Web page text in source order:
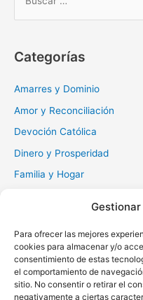
Para ofrecer las mejores
cookies para almacenar y/o
consentimiento de estas
el comportamiento de
sitio. No consentir o retirar el
negativamente a ciertas
r
Categorías
Amarres y Dominio
Amor y Reconciliación
Devoción Católica
Dinero y Prosperidad
Familia y Hogar
Muerte y Difuntos
Oraciones Diarias
Otras